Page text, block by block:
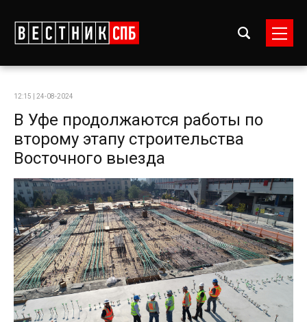
12:15 | 24-08-2024
В Уфе продолжаются работы по
второму этапу строительства
Восточного выезда